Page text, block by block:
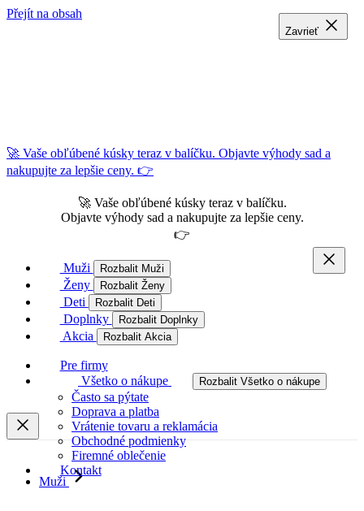
Přejít na obsah
🚀 Vaše obľúbené kúsky teraz v balíčku. Objavte výhody sad a
nakupujte za lepšie ceny. 👉
🚀 Vaše obľúbené kúsky teraz v balíčku.
Objavte výhody sad a nakupujte za lepšie ceny.
👉
Muži Rozbalit Muži
Ženy Rozbalit Ženy
Deti Rozbalit Deti
Doplnky Rozbalit Doplnky
Akcia Rozbalit Akcia
Pre firmy
Všetko o nákupe
Rozbalit Všetko o nákupe
Často sa pýtate
Doprava a platba
Vrátenie tovaru a reklamácia
Obchodné podmienky
Firemné oblečenie
Kontakt
Muži
Zavrieť
Zavrieť
Zavrieť